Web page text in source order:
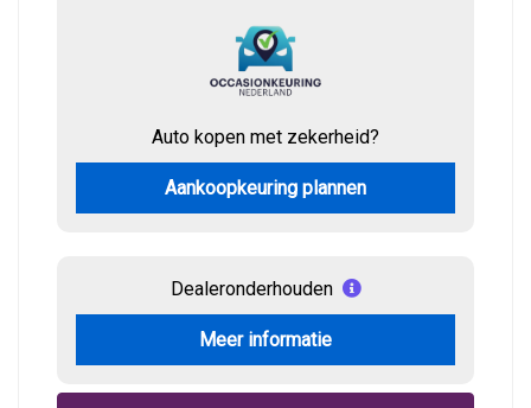
Auto kopen met zekerheid?
Aankoopkeuring plannen
Dealeronderhouden
Meer informatie